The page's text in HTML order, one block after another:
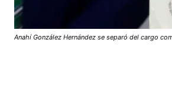
Anahí González Hernández se separó del cargo